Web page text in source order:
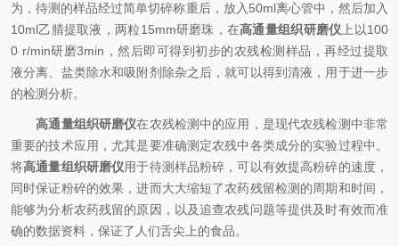
为，待测的样品经过简单切碎称重后，放入50ml离心管中，然后加入
10ml乙腈提取液，两粒15mm研磨珠，在高通量组织研磨仪 上以100
0 r/min研磨3min，然后即可得到初步的农残检测样品，再经过提取
液分离、盐类除水和吸附剂除杂之后，就可以得到清液，用于进一步
的检测分析。
高通量组织研磨仪在农残检测中的应用，是现代农残检测中非常
重要的技术应用，尤其是要准确测定农残中各类成分的实验过程中。
将高通量组织研磨仪用于待测样品粉碎，可以有效提高粉碎的速度，
同时保证粉碎的效果，进而大大缩短了农药残留检测的周期和时间，
能够为分析农药残留的原因，以及追查农残问题等提供及时有效而准
确的数据资料，保证了人们舌尖上的食品。